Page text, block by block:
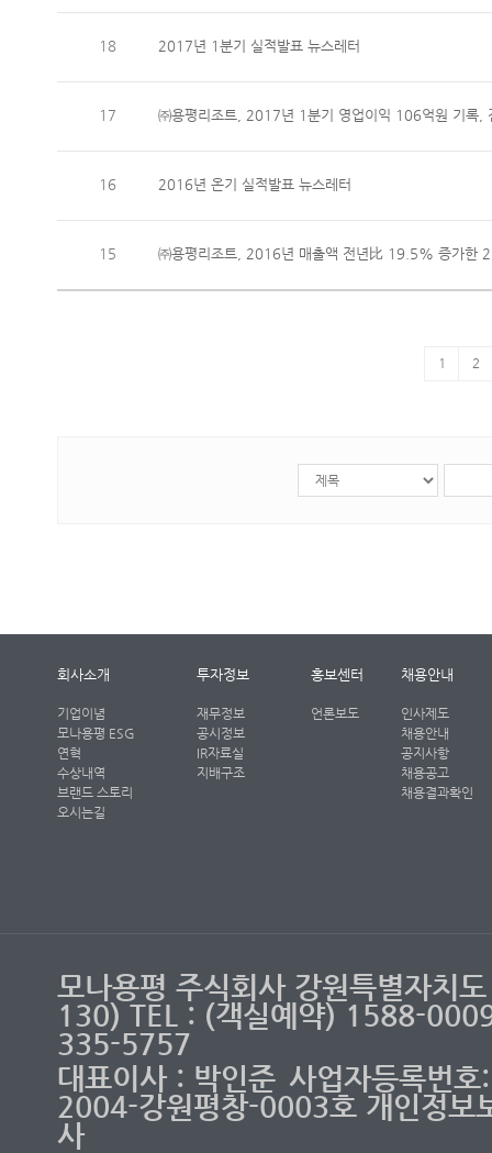
18 2017년 1분기 실적발표 뉴스레터
17 ㈜용평리조트, 2017년 1분기 영업이익 106억원 기록
16 2016년 온기 실적발표 뉴스레터
15 ㈜용평리조트, 2016년 매출액 전년比 19.5% 증가한
1 2
회사소개
기업이념
모나용평 ESG
연혁
수상내역
브랜드 스토리
오시는길
투자정보
재무정보
공시정보
IR자료실
지배구조
홍보센터
언론보도
채용안내
인사제도
채용안내
공지사항
채용공고
채용결과확인
모나용평 주식회사 강원특별자치
130) TEL : (객실예약) 1588-
335-5757
대표이사 : 박인준 사업자등록번
2004-강원평창-0003호 개인정보
사